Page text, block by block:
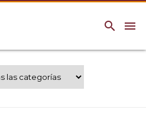
menu
search
UAG